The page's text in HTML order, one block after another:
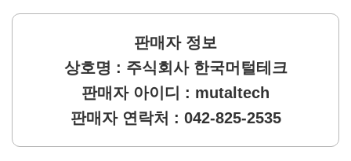
판매자 정보
상호명 : 주식회사 한국머털테크
판매자 아이디 : mutaltech
판매자 연락처 : 042-825-2535